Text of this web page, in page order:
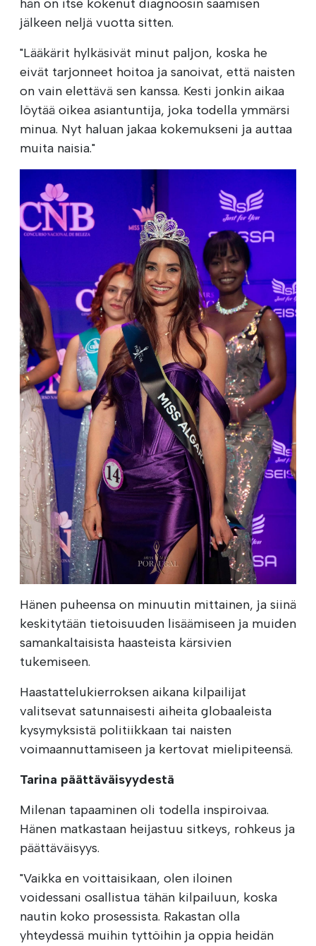
hän on itse kokenut diagnoosin saamisen
jälkeen neljä vuotta sitten.
"Lääkärit hylkäsivät minut paljon, koska he
eivät tarjonneet hoitoa ja sanoivat, että naisten
on vain elettävä sen kanssa. Kesti jonkin aikaa
löytää oikea asiantuntija, joka todella ymmärsi
minua. Nyt haluan jakaa kokemukseni ja auttaa
muita naisia."
Hänen puheensa on minuutin mittainen, ja siinä
keskitytään tietoisuuden lisäämiseen ja muiden
samankaltaisista haasteista kärsivien
tukemiseen.
Haastattelukierroksen aikana kilpailijat
valitsevat satunnaisesti aiheita globaaleista
kysymyksistä politiikkaan tai naisten
voimaannuttamiseen ja kertovat mielipiteensä.
Tarina päättäväisyydestä
Milenan tapaaminen oli todella inspiroivaa.
Hänen matkastaan heijastuu sitkeys, rohkeus ja
päättäväisyys.
"Vaikka en voittaisikaan, olen iloinen
voidessani osallistua tähän kilpailuun, koska
nautin koko prosessista. Rakastan olla
yhteydessä muihin tyttöihin ja oppia heidän